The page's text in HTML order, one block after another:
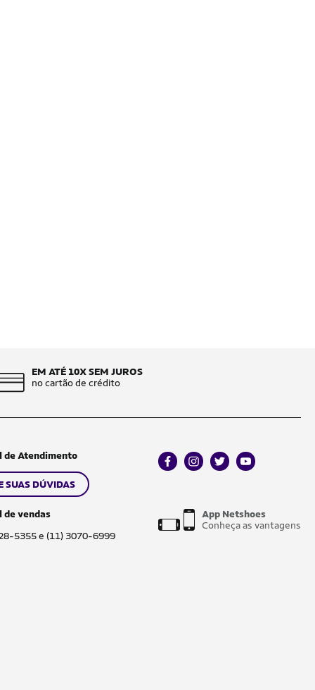
EM ATÉ 10X SEM JUROS
no cartão de crédito
de Atendimento
SUAS DÚVIDAS
de vendas
5355 e (11) 3070-6999
facebookinstagram
twitteryoutube
App Netshoes
Conheça as vantagens